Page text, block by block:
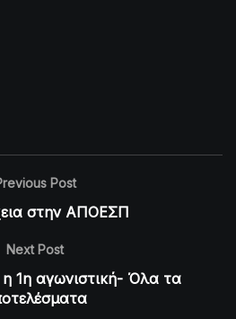
Post
στην ΑΠΟΕΣΠ
Next Post
1η αγωνιστική- Όλα τα